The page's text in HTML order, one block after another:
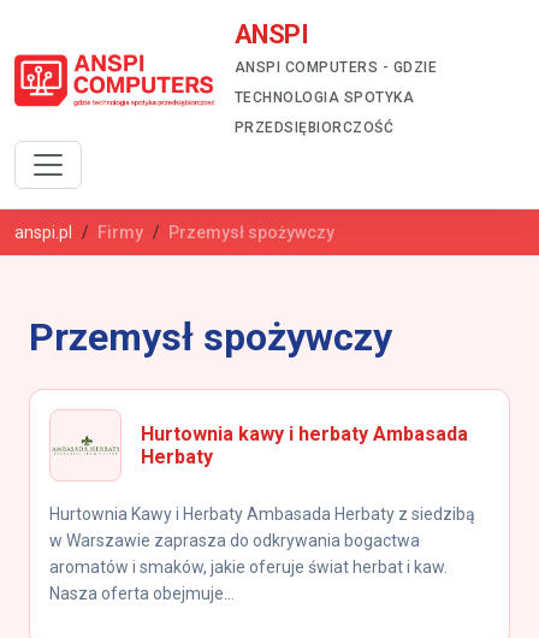
ANSPI
ANSPI COMPUTERS - GDZIE
TECHNOLOGIA SPOTYKA
PRZEDSIĘBIORCZOŚĆ
anspi.pl Firmy Przemysł spożywczy
Przemysł spożywczy
Hurtownia kawy i herbaty Ambasada
Herbaty
Hurtownia Kawy i Herbaty Ambasada Herbaty z siedzibą
w Warszawie zaprasza do odkrywania bogactwa
aromatów i smaków, jakie oferuje świat herbat i kaw.
Nasza oferta obejmuje...